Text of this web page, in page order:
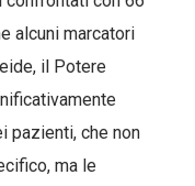
alcuni marcatori
il Potere
pazienti, che non
ma le